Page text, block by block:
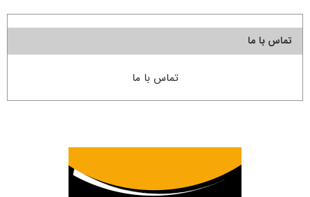
تماس با ما
تماس با ما